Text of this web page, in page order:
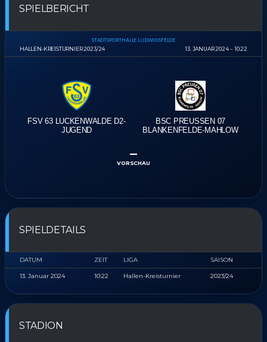
SPIELBERICHT
HALLEN-KREISTURNIER 2023/24
STADTSPORTHALLE LUDWIGSFELDE
13. JANUAR 2024 10:22
FSV 63 LUCKENWALDE D2-
JUGEND
BSC PREUSSEN 07 B
LANKENFELDE-MAHLOW
–
VORSCHAU
SPIELDETAILS
DATUM ZEIT LIGA SAISON
13. Januar 2024 10:22 Hallen-Kreisturnier 2023/24
STADION